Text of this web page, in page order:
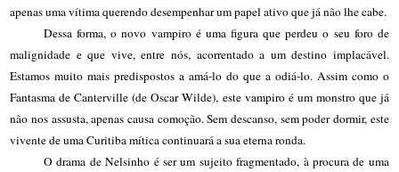
apenas uma vítima querendo desempenhar um papel ativo que já não lhe cabe.
Dessa forma, o novo vampiro é uma figura que perdeu o seu foro de
malignidade e que vive, entre nós, acorrentado a um destino implacável.
Estamos muito mais predispostos a amá-lo do que a odiá-lo. Assim como o
Fantasma de Canterville (de Oscar Wilde), este vampiro é um monstro que já
não nos assusta, apenas causa comoção. Sem descanso, sem poder dormir, este
vivente de uma Curitiba mítica continuará a sua eterna ronda.
O drama de Nelsinho é ser um sujeito fragmentado, à procura de uma